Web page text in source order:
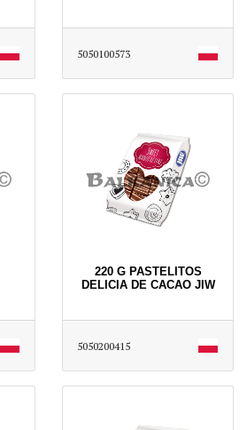
5050100573
220 G PASTELITOS
DELICIA DE CACAO JIW
5050200415